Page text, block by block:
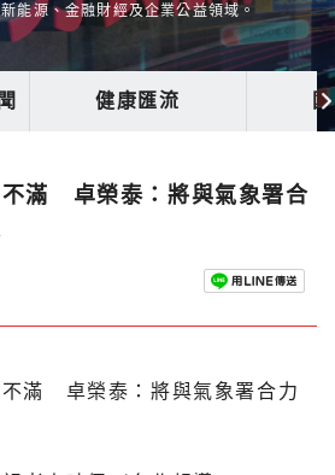
能源、金融財經及企業公益領域。
健康匯流
不滿 卓榮泰：將與氣象署合